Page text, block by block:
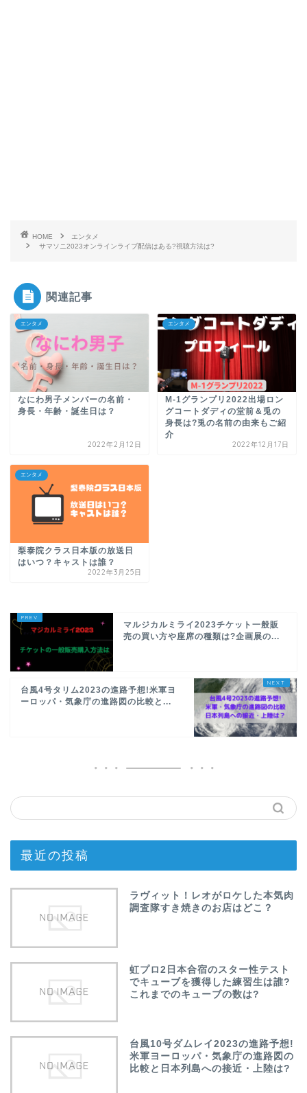
HOME
エンタメ
サマソニ2023オンラインライブ配信はある?視聴方法は?
関連記事
エンタメ
なにわ男子メンバーの名前・
身長・年齢・誕生日は？
2022年2月12日
エンタメ
M-1グランプリ2022出場ロン
グコートダディの堂前＆兎の
身長は?兎の名前の由来もご紹
介
2022年12月17日
エンタメ
梨泰院クラス日本版の放送日
はいつ？キャストは誰？
2022年3月25日
マルジカルミライ2023チケット一般販
売の買い方や座席の種類は?企画展の...
台風4号タリム2023の進路予想!米軍ヨ
ーロッパ・気象庁の進路図の比較と...
最近の投稿
ラヴィット！レオがロケした本気肉
調査隊すき焼きのお店はどこ？
虹プロ2日本合宿のスター性テスト
でキューブを獲得した練習生は誰?
これまでのキューブの数は?
台風10号ダムレイ2023の進路予想!
米軍ヨーロッパ・気象庁の進路図の
比較と日本列島への接近・上陸は?